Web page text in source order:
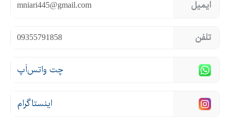
ایمیل mniari445@gmail.com
تلفن 09355791858
چت واتس‌اَپ
اینستاگرام